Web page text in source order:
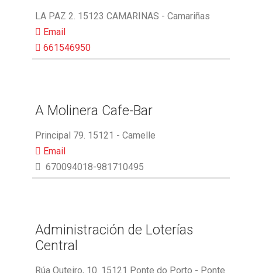
LA PAZ 2. 15123 CAMARINAS - Camariñas
Email
661546950
A Molinera Cafe-Bar
Principal 79. 15121 - Camelle
Email
670094018-981710495
Administración de Loterías
Central
Rúa Outeiro, 10. 15121 Ponte do Porto - Ponte